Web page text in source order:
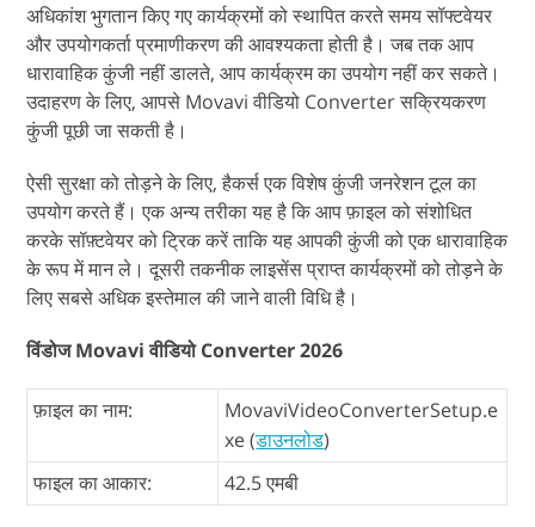
अधिकांश भुगतान किए गए कार्यक्रमों को स्थापित करते समय सॉफ्टवेयर
और उपयोगकर्ता प्रमाणीकरण की आवश्यकता होती है। जब तक आप
धारावाहिक कुंजी नहीं डालते, आप कार्यक्रम का उपयोग नहीं कर सकते।
उदाहरण के लिए, आपसे Movavi वीडियो Converter सक्रियकरण
कुंजी पूछी जा सकती है।
ऐसी सुरक्षा को तोड़ने के लिए, हैकर्स एक विशेष कुंजी जनरेशन टूल का
उपयोग करते हैं। एक अन्य तरीका यह है कि आप फ़ाइल को संशोधित
करके सॉफ़्टवेयर को ट्रिक करें ताकि यह आपकी कुंजी को एक धारावाहिक
के रूप में मान ले। दूसरी तकनीक लाइसेंस प्राप्त कार्यक्रमों को तोड़ने के
लिए सबसे अधिक इस्तेमाल की जाने वाली विधि है।
विंडोज Movavi वीडियो Converter 2026
फ़ाइल का नाम:
MovaviVideoConverterSetup.e
xe (डाउनलोड)
फाइल का आकार:
42.5 एमबी